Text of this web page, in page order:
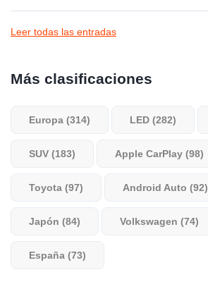
Leer todas las entradas
Más clasificaciones
Europa (314) LED (282)
SUV (183) Apple CarPlay (98)
Toyota (97) Android Auto (92)
Japón (84) Volkswagen (74)
España (73)